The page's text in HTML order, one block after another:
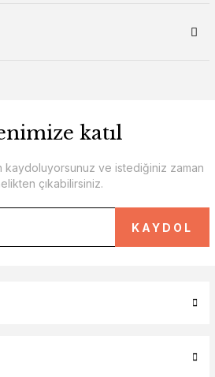
katıl
kaydoluyorsunuz ve istediğiniz zaman
çıkabilirsiniz.
KAYDOL